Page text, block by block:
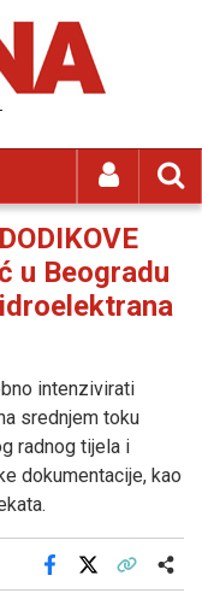
u Beogradu
intenzivirati
srednjem toku
radnog tijela i
dokumentacije, kao
Facebook